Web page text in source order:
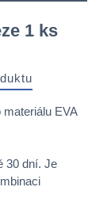
1 ks
EVA
30 dní. Je